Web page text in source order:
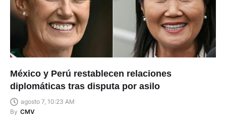
México y Perú restablecen relaciones
diplomáticas tras disputa por asilo
agosto 7, 10:23 AM
By CMV